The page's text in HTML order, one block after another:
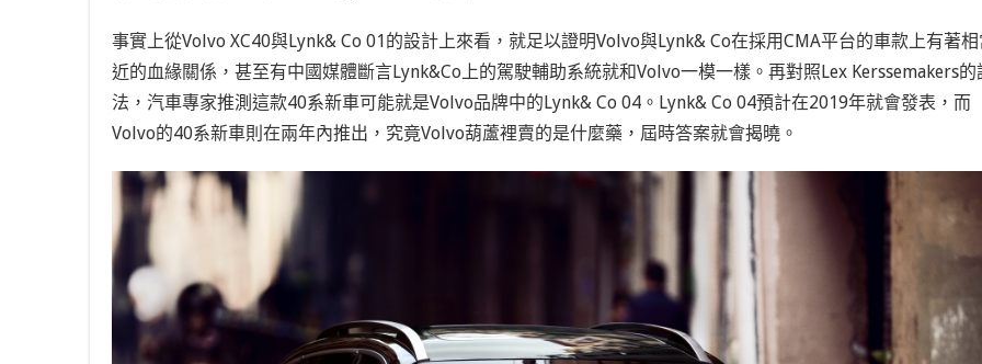
事實上從Volvo XC40與Lynk& Co 01的設計上來看，就足以證明Volvo與Lynk& Co在採用CMA平台的車款上有著
近的血緣關係，甚至有中國媒體斷言Lynk&Co上的駕駛輔助系統就和Volvo一模一樣。再對照Lex Kerssemakers的
法，汽車專家推測這款40系新車可能就是Volvo品牌中的Lynk& Co 04。Lynk& Co 04預計在2019年就會發表，而
Volvo的40系新車則在兩年內推出，究竟Volvo葫蘆裡賣的是什麼藥，屆時答案就會揭曉。